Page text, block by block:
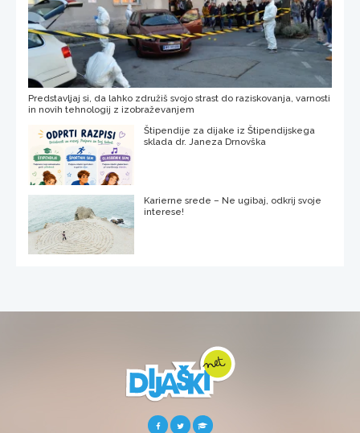
Predstavljaj si, da lahko združiš svojo strast do raziskovanja, varnosti
in novih tehnologij z izobraževanjem
Štipendije za dijake iz Štipendijskega
sklada dr. Janeza Drnovška
Karierne srede – Ne ugibaj, odkrij svoje
interese!